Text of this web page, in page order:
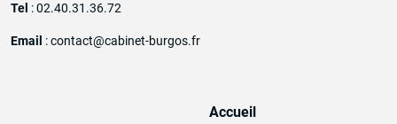
Tel : 02.40.31.36.72
Email : contact@cabinet-burgos.fr
Accueil